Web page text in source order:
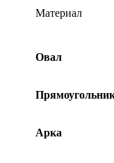
Материал
Овал
Арка